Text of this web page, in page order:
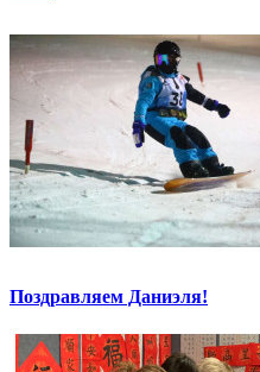
Поздравляем Даниэля!